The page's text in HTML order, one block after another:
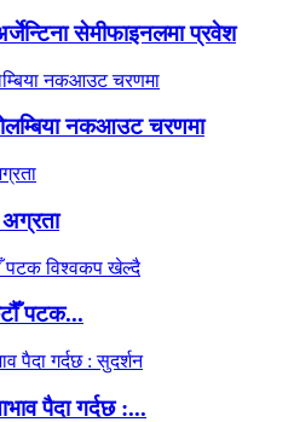
सेमीफाइनलमा प्रवेश
नकआउट चरणमा
अग्रता
पटक...
पैदा गर्दछ :...